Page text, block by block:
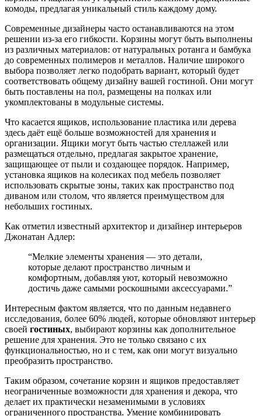
комоды, предлагая уникальный стиль каждому дому.
Современные дизайнеры часто останавливаются на этом
решении из-за его гибкости. Корзины могут быть выполнены
из различных материалов: от натуральных ротанга и бамбука
до современных полимеров и металлов. Наличие широкого
выбора позволяет легко подобрать вариант, который будет
соответствовать общему дизайну вашей гостиной. Они могут
быть поставлены на пол, размещены на полках или
укомплектованы в модульные системы.
Что касается ящиков, использование пластика или дерева
здесь даёт ещё больше возможностей для хранения и
организации. Ящики могут быть частью стеллажей или
размещаться отдельно, предлагая закрытое хранение,
защищающее от пыли и создающее порядок. Например,
установка ящиков на колесиках под мебель позволяет
использовать скрытые зоны, таких как пространство под
диваном или столом, что является преимуществом для
небольших гостиных.
Как отметил известный архитектор и дизайнер интерьеров
Джонатан Адлер:
“Мелкие элементы хранения — это детали,
которые делают пространство личным и
комфортным, добавляя уют, который невозможно
достичь даже самыми роскошными аксессуарами.”
Интересным фактом является, что по данным недавнего
исследования, более 60% людей, которые обновляют интерьер
своей гостиных, выбирают корзины как дополнительное
решение для хранения. Это не только связано с их
функциональностью, но и с тем, как они могут визуально
преобразить пространство.
Таким образом, сочетание корзин и ящиков предоставляет
неограниченные возможности для хранения и декора, что
делает их практически незаменимыми в условиях
ограниченного пространства. Умение комбинировать